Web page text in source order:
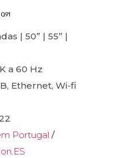
| 50” | 55” |
a 60 Hz
Ethernet, Wi-fi
Portugal /